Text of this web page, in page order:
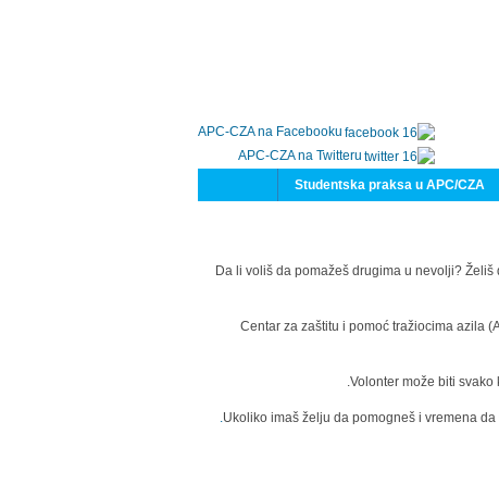
APC-CZA na Facebooku
APC-CZA na Twitteru
Studentska praksa u APC/CZA
Da li voliš da pomažeš drugima u nevolji?
Centar za zaštitu i pomoć tražiocima azila
Volonter može biti
Ukoliko imaš želju da pomogneš i vremena